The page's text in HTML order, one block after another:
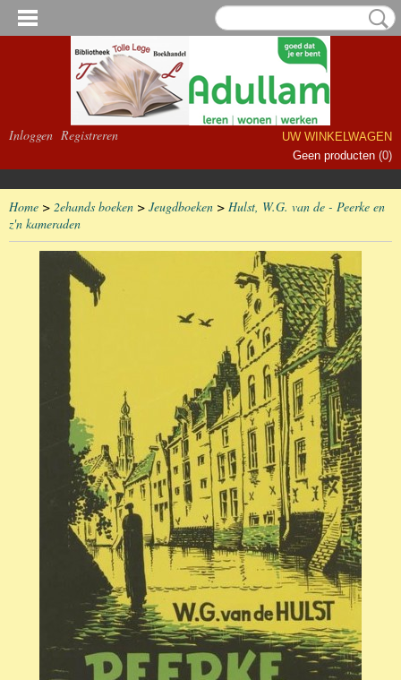
Inloggen Registreren
UW WINKELWAGEN
Geen producten (0)
Home > 2ehands boeken > Jeugdboeken > Hulst, W.G. van de - Peerke en
z'n kameraden